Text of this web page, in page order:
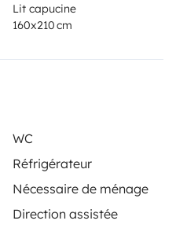
Lit capucine
160x210 cm
WC
Réfrigérateur
Nécessaire de ménage
Direction assistée